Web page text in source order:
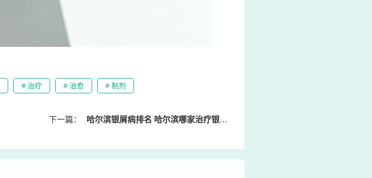
# 治疗 # 治愈 # 制剂
下一篇： 哈尔滨银屑病排名 哈尔滨哪家治疗银屑病医院好